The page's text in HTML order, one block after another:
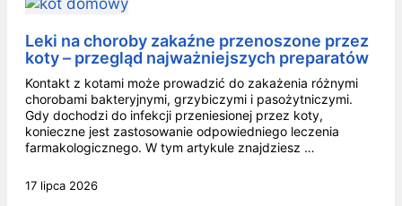
Leki na choroby zakaźne przenoszone przez
koty – przegląd najważniejszych preparatów
Kontakt z kotami może prowadzić do zakażenia różnymi
chorobami bakteryjnymi, grzybiczymi i pasożytniczymi.
Gdy dochodzi do infekcji przeniesionej przez koty,
konieczne jest zastosowanie odpowiedniego leczenia
farmakologicznego. W tym artykule znajdziesz …
17 lipca 2026